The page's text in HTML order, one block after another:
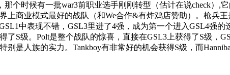
个时候有一批war3前职业选手刚刚转型（估计在说check）,
商业模式最好的战队（和We合作&有炸鸡店赞助）。枪兵
中表现不错，GSL3里进了4强，成为第一个进入GSL4强
了S级。Polt是整个战队的惊喜，直接在GSL3上获得了S级，
是人族的实力。Tankboy有非常好的机会获得S级，而